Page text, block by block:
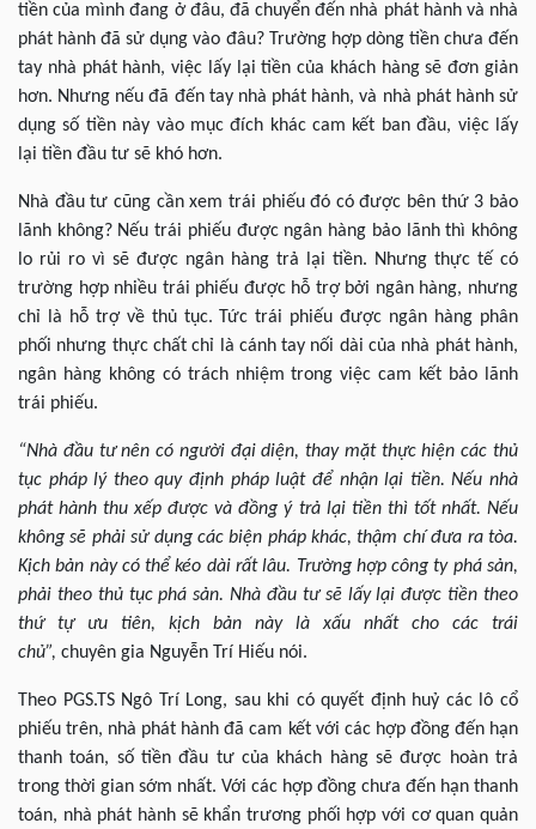
tiền của mình đang ở đâu, đã chuyển đến nhà phát hành và nhà
phát hành đã sử dụng vào đâu? Trường hợp dòng tiền chưa đến
tay nhà phát hành, việc lấy lại tiền của khách hàng sẽ đơn giản
hơn. Nhưng nếu đã đến tay nhà phát hành, và nhà phát hành sử
dụng số tiền này vào mục đích khác cam kết ban đầu, việc lấy
lại tiền đầu tư sẽ khó hơn.
Nhà đầu tư cũng cần xem trái phiếu đó có được bên thứ 3 bảo
lãnh không? Nếu trái phiếu được ngân hàng bảo lãnh thì không
lo rủi ro vì sẽ được ngân hàng trả lại tiền. Nhưng thực tế có
trường hợp nhiều trái phiếu được hỗ trợ bởi ngân hàng, nhưng
chỉ là hỗ trợ về thủ tục. Tức trái phiếu được ngân hàng phân
phối nhưng thực chất chỉ là cánh tay nối dài của nhà phát hành,
ngân hàng không có trách nhiệm trong việc cam kết bảo lãnh
trái phiếu.
“Nhà đầu tư nên có người đại diện, thay mặt thực hiện các thủ
tục pháp lý theo quy định pháp luật để nhận lại tiền. Nếu nhà
phát hành thu xếp được và đồng ý trả lại tiền thì tốt nhất. Nếu
không sẽ phải sử dụng các biện pháp khác, thậm chí đưa ra tòa.
Kịch bản này có thể kéo dài rất lâu. Trường hợp công ty phá sản,
phải theo thủ tục phá sản. Nhà đầu tư sẽ lấy lại được tiền theo
thứ tự ưu tiên, kịch bản này là xấu nhất cho các trái
chủ”, chuyên gia Nguyễn Trí Hiếu nói.
Theo PGS.TS Ngô Trí Long, sau khi có quyết định huỷ các lô cổ
phiếu trên, nhà phát hành đã cam kết với các hợp đồng đến hạn
thanh toán, số tiền đầu tư của khách hàng sẽ được hoàn trả
trong thời gian sớm nhất. Với các hợp đồng chưa đến hạn thanh
toán, nhà phát hành sẽ khẩn trương phối hợp với cơ quan quản